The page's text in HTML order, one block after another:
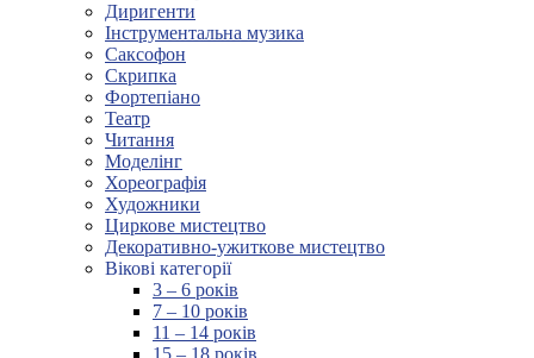
Диригенти
Інструментальна музика
Саксофон
Скрипка
Фортепіано
Театр
Читання
Моделінг
Хореографія
Художники
Циркове мистецтво
Декоративно-ужиткове мистецтво
Вікові категорії
3 – 6 років
7 – 10 років
11 – 14 років
15 – 18 років